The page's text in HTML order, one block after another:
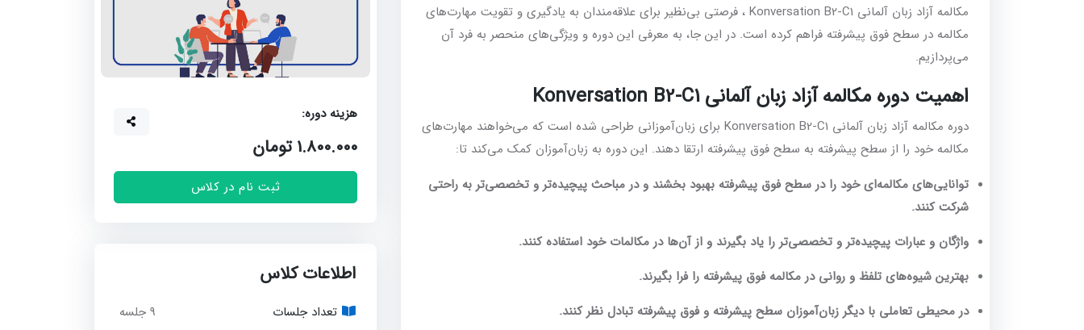
مکالمه آزاد زبان آلمانی Konversation B2-C1 ، فرصتی بی‌نظیر برای علاقه‌مندان به یادگیری و تقویت مهارت‌های
مکالمه در سطح فوق پیشرفته فراهم کرده است. در این جا، به معرفی این دوره و ویژگی‌های منحصر به فرد آن
می‌پردازیم.
اهمیت دوره مکالمه آزاد زبان آلمانی Konversation B2-C1
دوره مکالمه آزاد زبان آلمانی Konversation B2-C1 برای زبان‌آموزانی طراحی شده است که می‌خواهند مهارت‌های
مکالمه خود را از سطح پیشرفته به سطح فوق پیشرفته ارتقا دهند. این دوره به زبان‌آموزان کمک می‌کند تا:
توانایی‌های مکالمه‌ای خود را در سطح فوق پیشرفته بهبود بخشند و در مباحث پیچیده‌تر و تخصصی‌تر به راحتی
شرکت کنند.
واژگان و عبارات پیچیده‌تر و تخصصی‌تر را یاد بگیرند و از آن‌ها در مکالمات خود استفاده کنند.
بهترین شیوه‌های تلفظ و روانی در مکالمه فوق پیشرفته را فرا بگیرند.
در محیطی تعاملی با دیگر زبان‌آموزان سطح پیشرفته و فوق پیشرفته تبادل نظر کنند.
هزینه دوره:
1.800.000 تومان
ثبت نام در کلاس
اطلاعات کلاس
تعداد جلسات
9 جلسه